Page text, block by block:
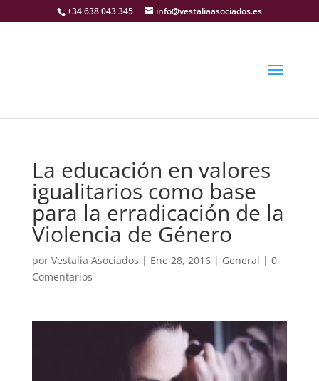
+34 638 043 345 info@vestaliaasociados.es
La educación en valores
igualitarios como base
para la erradicación de la
Violencia de Género
por Vestalia Asociados | Ene 28, 2016| General | 0
Comentarios